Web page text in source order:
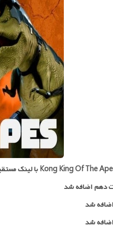
دهم اضافه شد